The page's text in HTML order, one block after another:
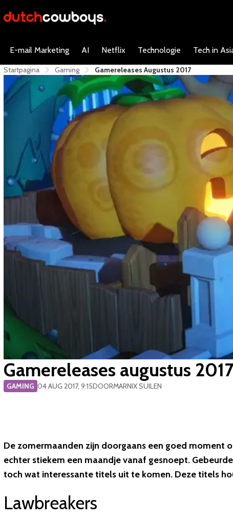
E-mail Marketing AI Netflix Technologie Tech in
Startpagina Gaming Gamereleases Augustus 2017
Gamereleases augustus 2017
GAMING 04 AUG 2017, 9:15DOORMARNIX SUILEN
De zomermaanden zijn doorgaans een goed moment
echter stiekem een maandje vanaf gesnoept.
toch wat interessante titels uit te komen. Deze titels
Lawbreakers